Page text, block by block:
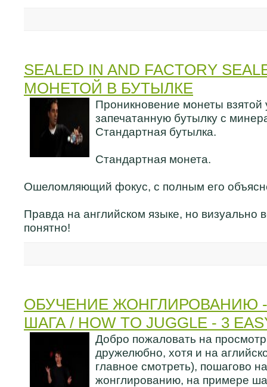
SEALED IN AND FACTORY
МОНЕТОЙ В БУТЫЛКЕ
Проникновение монеты взятой
запечатанную бутылку с
Стандартная бутылка.
Стандартная монета.
Ошеломляющий фокус, с полным его
Правда на английском языке, но визуально
понятно!
ОБУЧЕНИЕ ЖОНГЛИРОВАНИЮ
ШАГА / HOW TO JUGGLE - 3
Добро пожаловать на
дружелюбно, хотя и на
главное смотреть), пошагово
жонглированию, на примере